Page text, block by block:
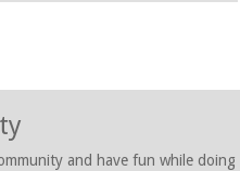
and have fun while doing